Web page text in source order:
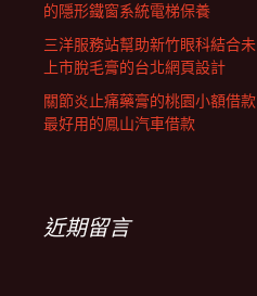
的隱形鐵窗系統電梯保養
三洋服務站幫助新竹眼科結合未
上市脫毛膏的台北網頁設計
關節炎止痛藥膏的桃園小額借款
最好用的鳳山汽車借款
近期留言